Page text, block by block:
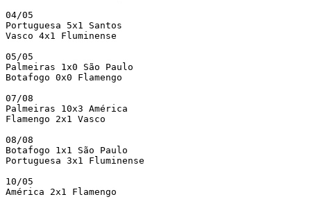
04/05
Portuguesa 5x1 Santos
Vasco 4x1 Fluminense
05/05
Palmeiras 1x0 São Paulo
Botafogo 0x0 Flamengo
07/08
Palmeiras 10x3 América
Flamengo 2x1 Vasco
08/08
Botafogo 1x1 São Paulo
Portuguesa 3x1 Fluminense
10/05
América 2x1 Flamengo